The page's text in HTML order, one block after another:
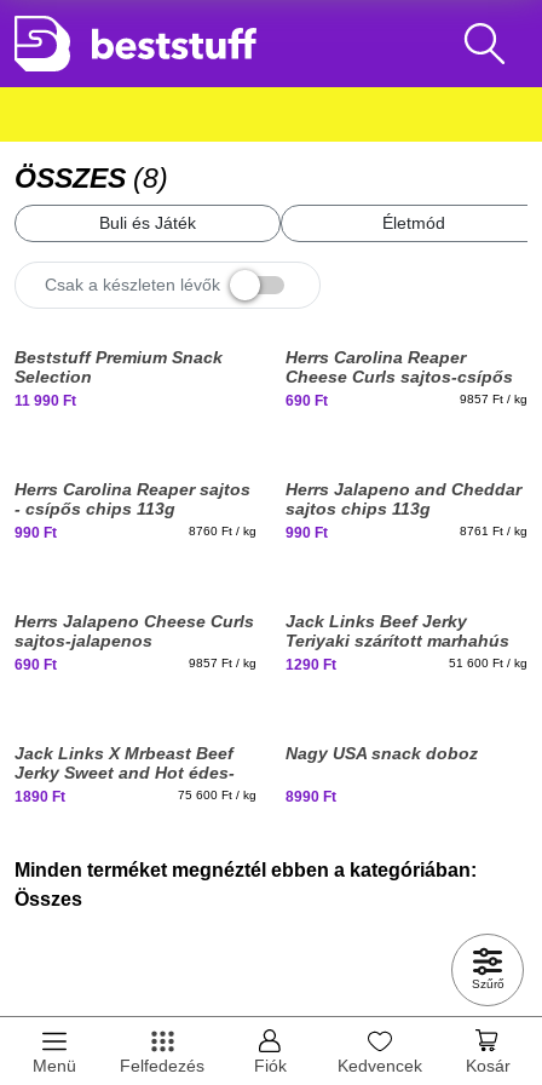
ÖSSZES (8)
Buli és Játék Életmód
Csak a készleten lévők
Szűrő
New
stuff
Beststuff Premium Snack
Selection
11 990 Ft
New
stuff
Herrs Carolina Reaper
Cheese Curls sajtos-csípős
kukoricachips 70g
690 Ft 9857 Ft / kg
Herrs Carolina Reaper sajtos
- csípős chips 113g
990 Ft 8760 Ft / kg
Herrs Jalapeno and Cheddar
sajtos chips 113g
990 Ft 8761 Ft / kg
New
stuff
Herrs Jalapeno Cheese Curls
sajtos-jalapenos
kukoricachips 70g
690 Ft 9857 Ft / kg
Jack Links Beef Jerky
Teriyaki szárított marhahús
falatok 25g
1290 Ft 51 600 Ft / kg
Jack Links X Mrbeast Beef
Jerky Sweet and Hot édes-
csípős szárított marhahús
1890 Ft 75 600 Ft / kg
New
stuff
Nagy USA snack doboz
8990 Ft
Minden terméket megnéztél ebben a kategóriában:
Összes
Menü Felfedezés Fiók Kedvencek Kosár